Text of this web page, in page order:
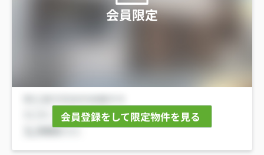
会員限定
会員登録をして限定物件を見る